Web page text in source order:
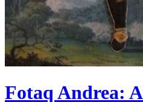
Fotaq Andrea: